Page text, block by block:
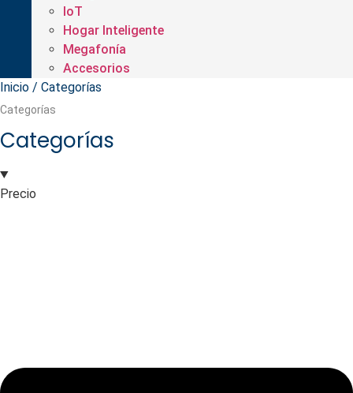
IoT
Hogar Inteligente
Megafonía
Accesorios
Inicio / Categorías
Categorías
Categorías
Precio